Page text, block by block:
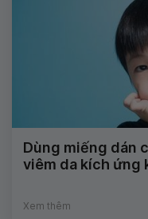
Dùng miếng dán
viêm da kích ứng
Xem thêm